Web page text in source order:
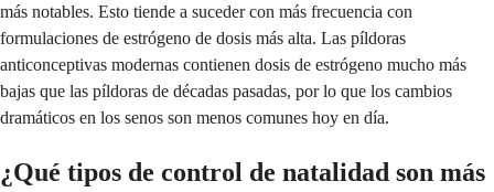
más notables. Esto tiende a suceder con más frecuencia con
formulaciones de estrógeno de dosis más alta. Las píldoras
anticonceptivas modernas contienen dosis de estrógeno mucho más
bajas que las píldoras de décadas pasadas, por lo que los cambios
dramáticos en los senos son menos comunes hoy en día.
¿Qué tipos de control de natalidad son más